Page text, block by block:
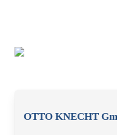
OTTO KNECHT